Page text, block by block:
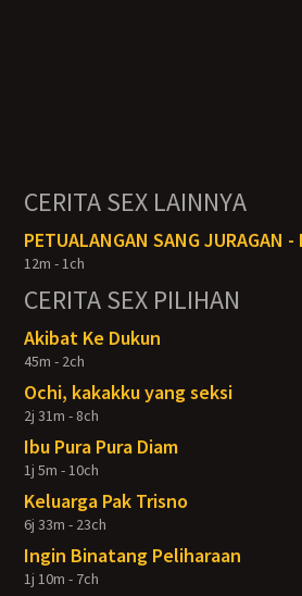
CERITA SEX LAINNYA
PETUALANGAN SANG JURAGAN -
12m - 1ch
CERITA SEX PILIHAN
Akibat Ke Dukun
45m - 2ch
Ochi, kakakku yang seksi
2j 31m - 8ch
Ibu Pura Pura Diam
1j 5m - 10ch
Keluarga Pak Trisno
6j 33m - 23ch
Ingin Binatang Peliharaan
1j 10m - 7ch